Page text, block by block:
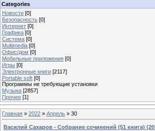
Categories
Новости [0]
Безопасность [0]
Интернет [0]
Графика [0]
Система [0]
Multimedia [0]
Офис/дом [0]
Мобильные приложения [0]
Игры [0]
Электронные книги [2117]
Portable soft [0]
Программы не требующие установки
Музыка [2857]
Прочее [1]
Главная » 2022 » Апрель » 30
Василий Сахаров - Собрание сочинений (51 книга)